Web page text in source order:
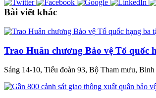
Bài viết khác
Trao Huân chương Bảo vệ Tổ quốc
Sáng 14-10, Tiểu đoàn 93, Bộ Tham mưu,